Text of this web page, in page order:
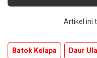
Artikel ini
Batok Kelapa Daur